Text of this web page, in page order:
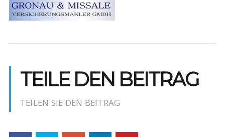
TEILE DEN BEITRAG
TEILEN SIE DEN BEITRAG